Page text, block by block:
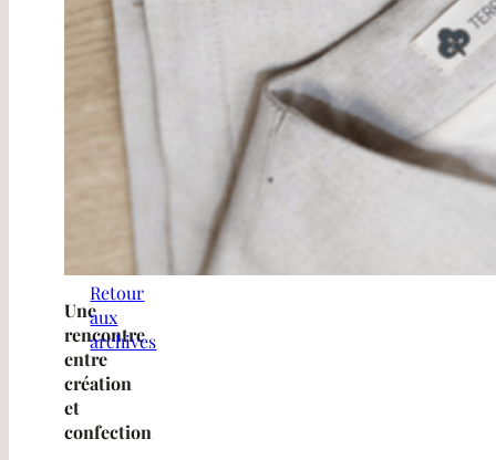
Une
rencontre
entre
création
et
confection
Retour
aux
archives